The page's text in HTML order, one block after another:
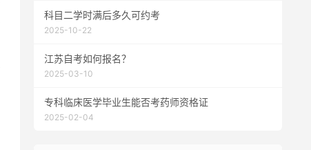
科目二学时满后多久可约考
2025-10-22
江苏自考如何报名？
2025-03-10
专科临床医学毕业生能否考药师资格证
2025-02-04